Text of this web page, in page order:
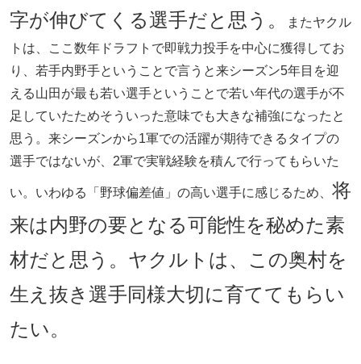
字が伸びてくる選手だと思う。
またヤクル
トは、ここ数年ドラフトで即戦力投手を中心に獲得してお
り、若手内野手ということで言うと来シーズン5年目を迎
える山田が最も若い選手ということで若い年代の選手が不
足していたためそういった意味でも大きな補強になったと
思う。来シーズンから1軍での活躍が期待できるタイプの
選手ではないが、2軍で実戦経験を積んで行ってもらいた
い。いわゆる「野球偏差値」の高い選手に感じるため、 将
来は内野の要となる可能性を秘めた素
材だと思う。ヤクルトは、この奥村を
生え抜き選手同様大切に育ててもらい
たい。